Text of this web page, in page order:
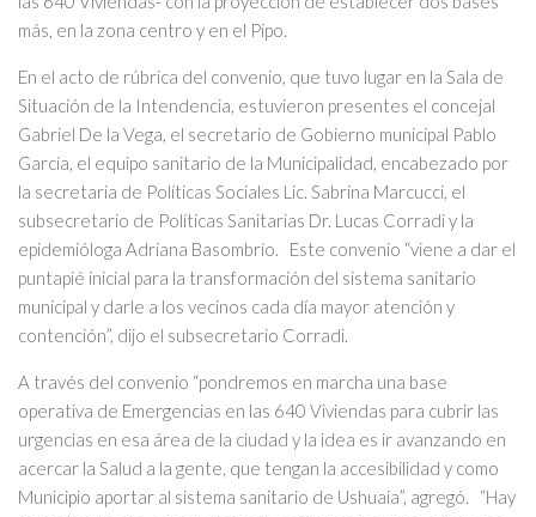
más, en la zona centro y en el Pipo.
En el acto de rúbrica del convenio, que tuvo lugar en la Sala de
Situación de la Intendencia, estuvieron presentes el concejal
Gabriel De la Vega, el secretario de Gobierno municipal Pablo
García, el equipo sanitario de la Municipalidad, encabezado por
la secretaria de Políticas Sociales Lic. Sabrina Marcucci, el
subsecretario de Políticas Sanitarias Dr. Lucas Corradi y la
epidemióloga Adriana Basombrío. Este convenio “viene a dar el
puntapié inicial para la transformación del sistema sanitario
municipal y darle a los vecinos cada día mayor atención y
contención”, dijo el subsecretario Corradi.
A través del convenio “pondremos en marcha una base
operativa de Emergencias en las 640 Viviendas para cubrir las
urgencias en esa área de la ciudad y la idea es ir avanzando en
acercar la Salud a la gente, que tengan la accesibilidad y como
Municipio aportar al sistema sanitario de Ushuaia”, agregó. “Hay